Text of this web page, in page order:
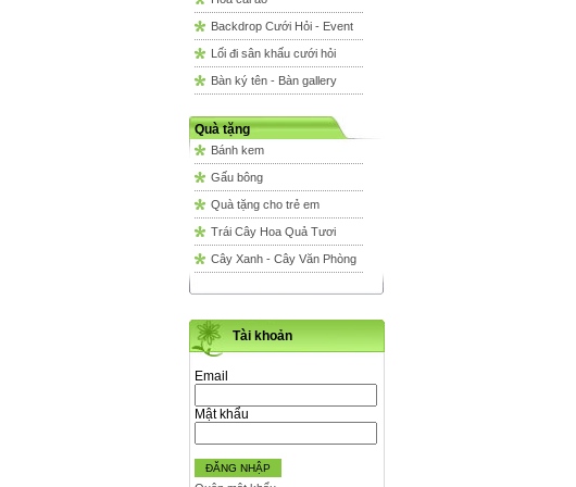
Backdrop Cưới Hỏi - Event
Lối đi sân khấu cưới hỏi
Bàn ký tên - Bàn gallery
Quà tặng
Bánh kem
Gấu bông
Quà tặng cho trẻ em
Trái Cây Hoa Quả Tươi
Cây Xanh - Cây Văn Phòng
Tài khoản
Email
Mật khẩu
ĐĂNG NHẬP